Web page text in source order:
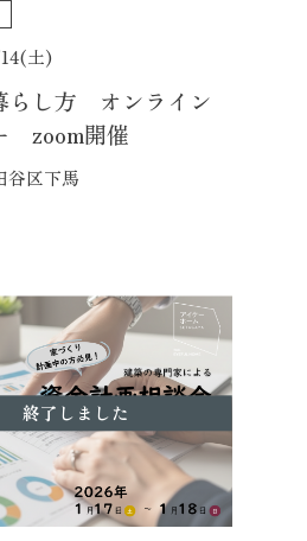
土)
らし方 オンライン
zoom開催
谷区下馬
終了しました